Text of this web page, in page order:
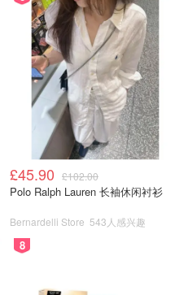
£45.90 £102.00
Polo Ralph Lauren 长袖休闲衬衫
Bernardelli Store 543人感兴趣
8